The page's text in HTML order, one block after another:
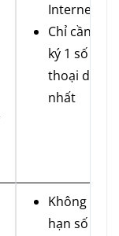
Internet
Chỉ cần
ký 1 số điện
thoại duy
nhất
Không giới
hạn số